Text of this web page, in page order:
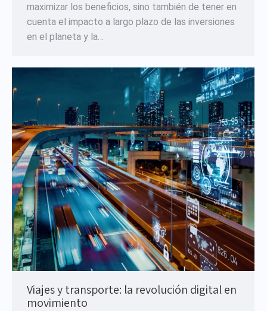
maximizar los beneficios, sino también de tener en
cuenta el impacto a largo plazo de las inversiones
en el planeta y la…
Viajes y transporte: la revolución digital en
movimiento